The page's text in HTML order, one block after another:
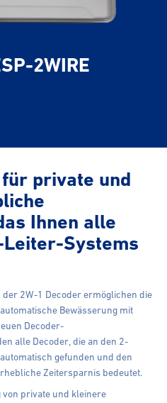
2WIRE
private und
Ihnen alle
Systems
der 2W-1 Decoder ermöglichen die
Bewässerung mit
Decoder-
alle Decoder, die an den 2-
gefunden und den
Zeitersparnis bedeutet.
von private und kleinere